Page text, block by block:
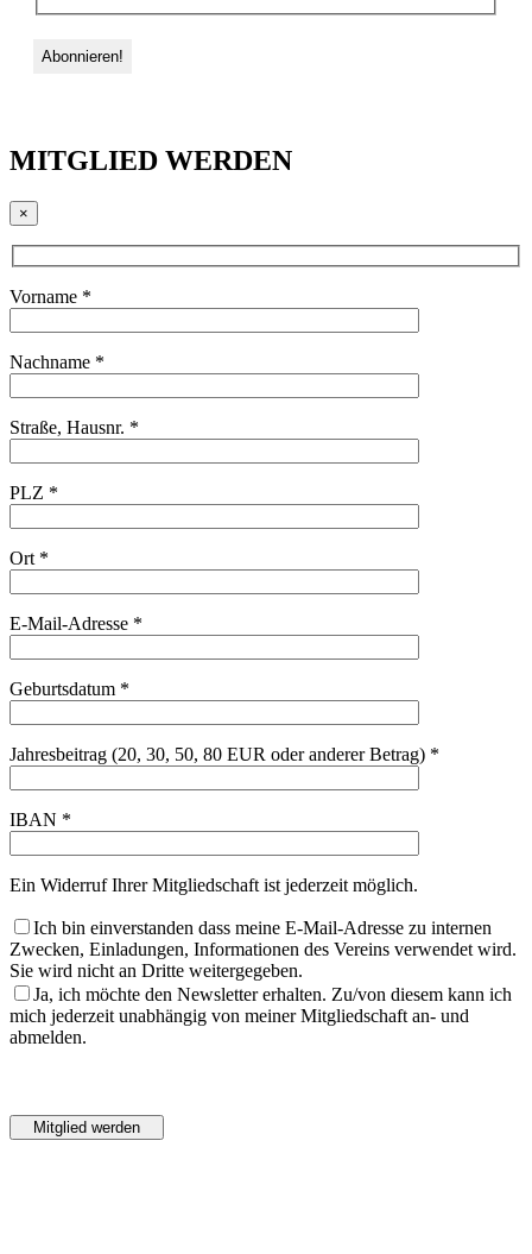
MITGLIED WERDEN
×
Vorname *
Nachname *
Straße, Hausnr. *
PLZ *
Ort *
E-Mail-Adresse *
Geburtsdatum *
Jahresbeitrag (20, 30, 50, 80 EUR oder anderer Betrag) *
IBAN *
Ein Widerruf Ihrer Mitgliedschaft ist jederzeit möglich.
Ich bin einverstanden dass meine E-Mail-Adresse zu internen
Zwecken, Einladungen, Informationen des Vereins verwendet wird.
Sie wird nicht an Dritte weitergegeben.
Ja, ich möchte den Newsletter erhalten. Zu/von diesem kann ich
mich jederzeit unabhängig von meiner Mitgliedschaft an- und
abmelden.
dieses
Feld
lasse
dieses